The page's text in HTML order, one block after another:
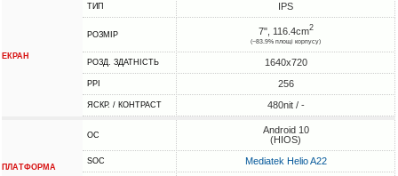
ЕКРАН
ТИП IPS
РОЗМІР 7", 116.4cm2
(~83.9% площі корпусу)
РОЗД. ЗДАТНІСТЬ 1640x720
PPI 256
ЯСКР. / КОНТРАСТ 480nit / -
ПЛАТФОРМА
ОС
Android 10
(HIOS)
SOC Mediatek Helio A22